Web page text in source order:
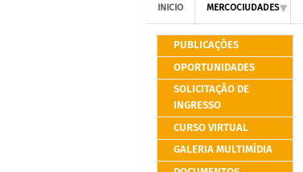
INICIO MERCOCIUDADES
PUBLICAÇÕES
OPORTUNIDADES
SOLICITAÇÃO DE
INGRESSO
CURSO VIRTUAL
GALERIA MULTIMÍDIA